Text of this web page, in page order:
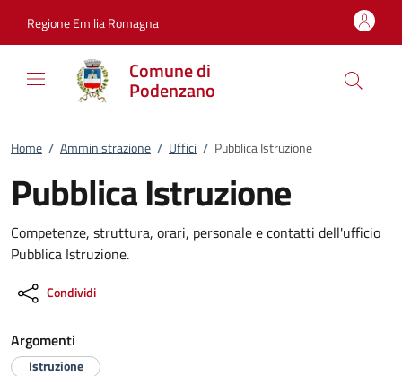
Regione Emilia Romagna
Comune di
Podenzano
Home / Amministrazione / Uffici / Pubblica Istruzione
Pubblica Istruzione
Competenze, struttura, orari, personale e contatti dell'ufficio
Pubblica Istruzione.
Condividi
Argomenti
Istruzione